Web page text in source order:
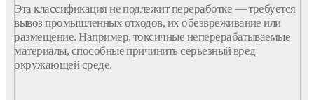
Этаклассификацияне подлежитпереработке — требуется
вывоз промышленных отходов, их обезвреживание или
размещение. Например, токсичные неперерабатываемые
материалы, способные причинить серьезный вред
окружающей среде.